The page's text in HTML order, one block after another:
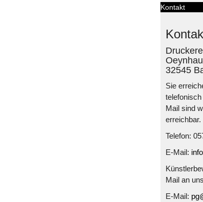
Kontakt
32545
Sie
Mail sind
erreichbar.
Telefon:
E-Mail:
Mail an
E-Mail: